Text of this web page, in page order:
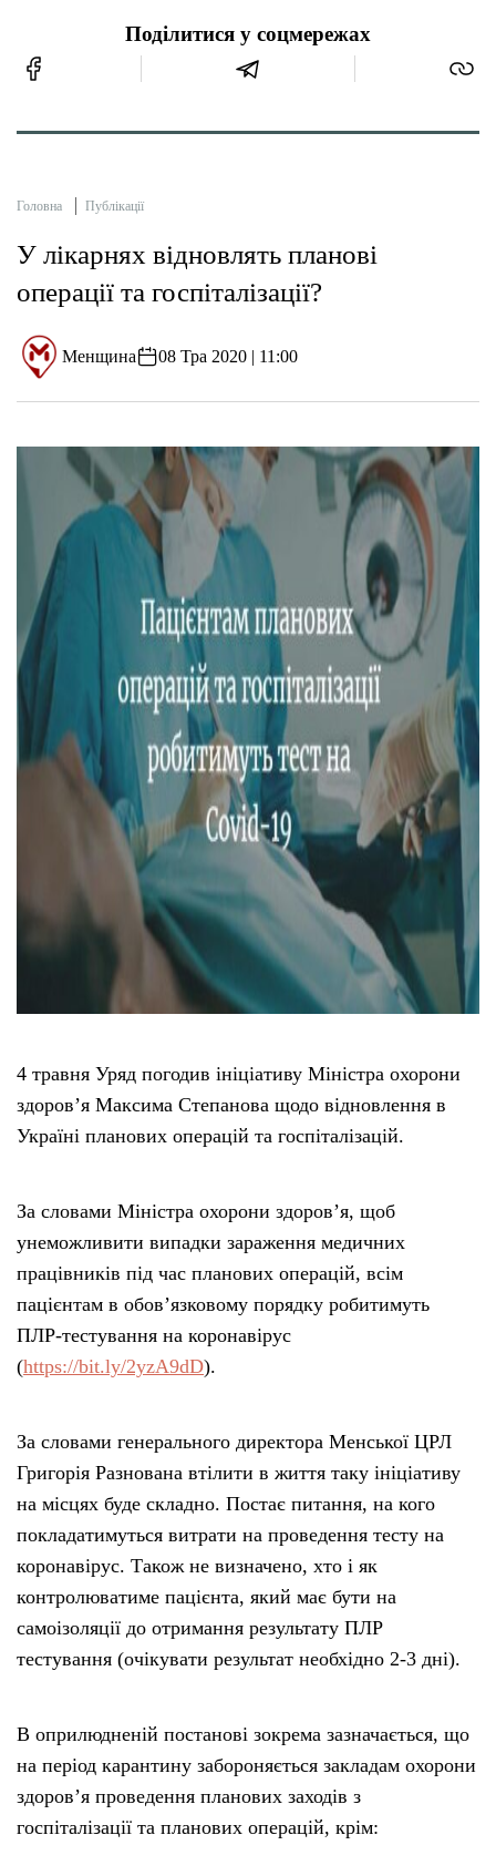
Поділитися у соцмережах
Головна Публікації
У лікарнях відновлять планові
операції та госпіталізації?
Менщина 08 Тра 2020 | 11:00
4 травня Уряд погодив ініціативу Міністра охорони
здоров’я Максима Степанова щодо відновлення в
Україні планових операцій та госпіталізацій.
За словами Міністра охорони здоров’я, щоб
унеможливити випадки зараження медичних
працівників під час планових операцій, всім
пацієнтам в обов’язковому порядку робитимуть
ПЛР-тестування на коронавірус
(https://bit.ly/2yzA9dD).
За словами генерального директора Менської ЦРЛ
Григорія Разнована втілити в життя таку ініціативу
на місцях буде складно. Постає питання, на кого
покладатимуться витрати на проведення тесту на
коронавірус. Також не визначено, хто і як
контролюватиме пацієнта, який має бути на
самоізоляції до отримання результату ПЛР
тестування (очікувати результат необхідно 2-3 дні).
В оприлюдненій постанові зокрема зазначається, що
на період карантину забороняється закладам охорони
здоров’я проведення планових заходів з
госпіталізації та планових операцій, крім: